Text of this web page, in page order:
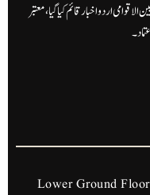
اردو اخبار قائم کیا گیا، معتبر
Lower Ground